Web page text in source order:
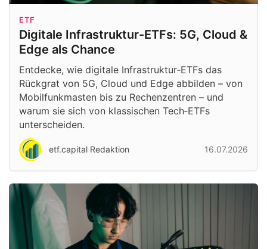
ETF
Digitale Infrastruktur-ETFs: 5G, Cloud &
Edge als Chance
Entdecke, wie digitale Infrastruktur‑ETFs das
Rückgrat von 5G, Cloud und Edge abbilden – von
Mobilfunkmasten bis zu Rechenzentren – und
warum sie sich von klassischen Tech‑ETFs
unterscheiden.
etf.capital Redaktion 16.07.2026